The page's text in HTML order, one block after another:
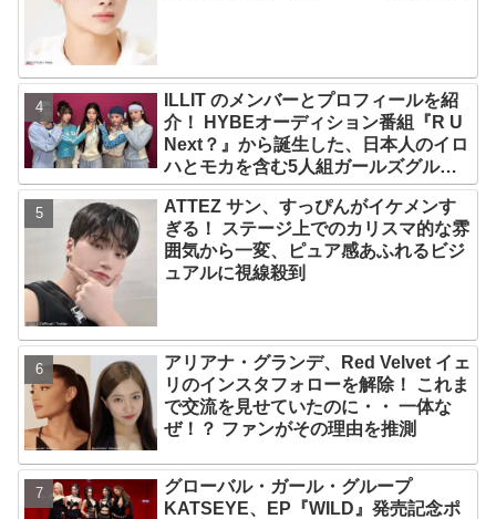
ILLIT のメンバーとプロフィールを紹
介！ HYBEオーディション番組『R U
Next？』から誕生した、日本人のイロ
ハとモカを含む5人組ガールズグルー
プ！ デビュー曲「Magnetic」がいき
なりの大ヒット
ATTEZ サン、すっぴんがイケメンす
ぎる！ ステージ上でのカリスマ的な雰
囲気から一変、ピュア感あふれるビジ
ュアルに視線殺到
アリアナ・グランデ、Red Velvet イェ
リのインスタフォローを解除！ これま
で交流を見せていたのに・・ 一体な
ぜ！？ ファンがその理由を推測
グローバル・ガール・グループ
KATSEYE、EP『WILD』発売記念ポ